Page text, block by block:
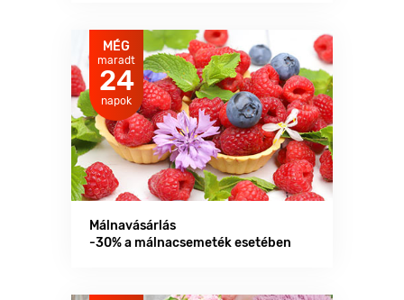
MÉG
maradt
24
napok
Málnavásárlás
-30% a málnacsemeték esetében